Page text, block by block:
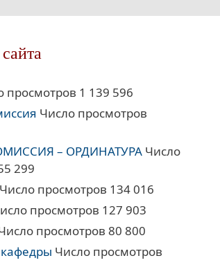
просмотров 1 139 596
Число просмотров
– ОРДИНАТУРА Число
299
Число просмотров 134 016
просмотров 127 903
просмотров 80 800
Число просмотров